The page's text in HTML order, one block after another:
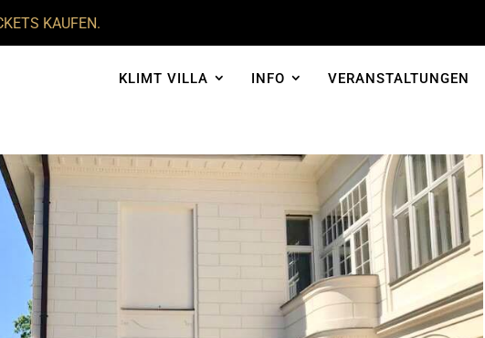
KAUFEN.
KLIMT VILLA INFO VERANSTALTUNGEN